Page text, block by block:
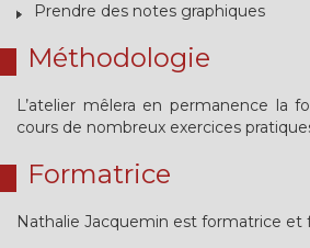
Prendre des notes graphiques
Méthodologie
L’atelier mêlera en permanence la
cours de nombreux exercices
Formatrice
Nathalie Jacquemin est formatrice et